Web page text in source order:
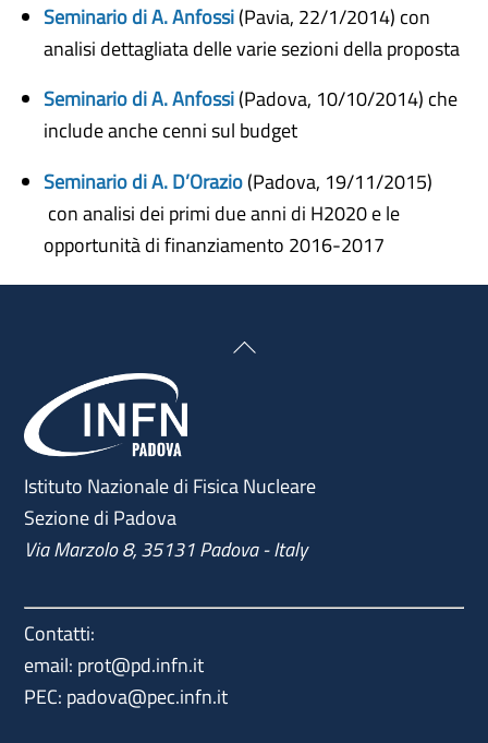
Seminario di A. Anfossi(Pavia, 22/1/2014) con
analisi dettagliata delle varie sezioni della proposta
Seminario di A. Anfossi(Padova, 10/10/2014) che
include anche cenni sul budget
Seminario di A. D’Orazio(Padova, 19/11/2015)
con analisi dei primi due anni di H2020 e le
opportunità di finanziamento 2016-2017
Back
Istituto Nazionale di Fisica Nucleare
Sezione di Padova
Via Marzolo 8, 35131 Padova - Italy
Contatti:
email: prot@pd.infn.it
PEC: padova@pec.infn.it